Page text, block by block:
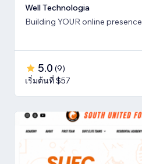
Well Technologia
Building YOUR online presence
5.0 (9)
เริ่มต้นที่ $57